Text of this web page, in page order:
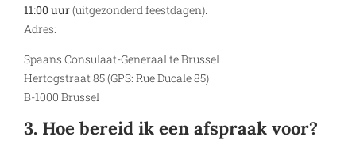
11:00 uur(uitgezonderd feestdagen).
Adres:
Spaans Consulaat-Generaal te Brussel
Hertogstraat 85 (GPS: Rue Ducale 85)
B-1000 Brussel
3. Hoe bereid ik een afspraak voor?